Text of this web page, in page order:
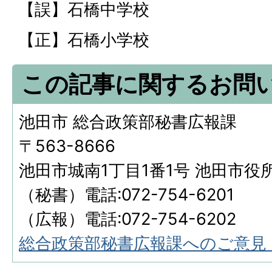
【誤】石橋中学校
【正】石橋小学校
この記事に関するお問
池田市 総合政策部秘書広報課
〒563-8666
池田市城南1丁目1番1号 池田市役
（秘書）電話:072-754-6201
（広報）電話:072-754-6202
総合政策部秘書広報課へのご意